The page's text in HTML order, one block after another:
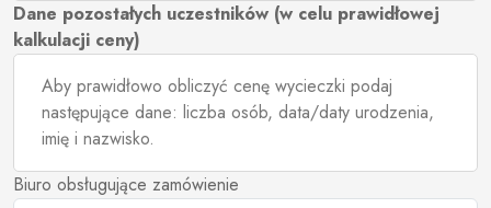
Dane pozostałych uczestników (w celu prawidłowej
kalkulacji ceny)
Biuro obsługujące zamówienie